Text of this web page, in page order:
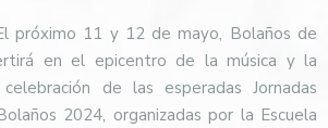
próximo 11 y 12 de mayo, Bolaños de
en el epicentro de la música y la
de las esperadas Jornadas
2024, organizadas por la Escuela